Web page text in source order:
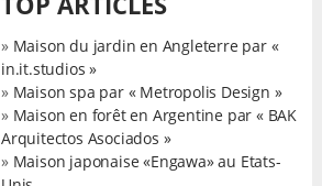
» Maison du jardin en Angleterre par «
in.it.studios »
» Maison spa par « Metropolis Design »
» Maison en forêt en Argentine par « BAK
Arquitectos Asociados »
» Maison japonaise «Engawa» au Etats-